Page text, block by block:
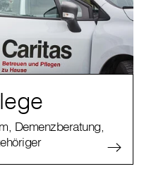
Demenzberatung,